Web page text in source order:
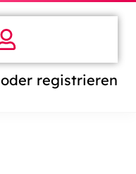
oder registrieren